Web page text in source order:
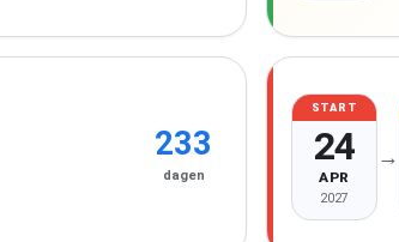
233
dagen
START
24
APR
2027
→